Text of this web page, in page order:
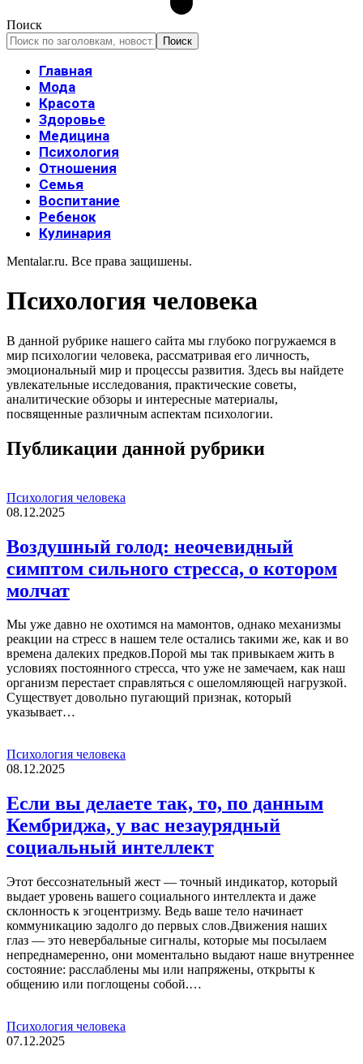
Поиск
Главная
Мода
Красота
Здоровье
Медицина
Психология
Отношения
Семья
Воспитание
Ребенок
Кулинария
Mentalar.ru. Все права защишены.
Психология человека
В данной рубрике нашего сайта мы глубоко погружаемся в
мир психологии человека, рассматривая его личность,
эмоциональный мир и процессы развития. Здесь вы найдете
увлекательные исследования, практические советы,
аналитические обзоры и интересные материалы,
посвященные различным аспектам психологии.
Публикации данной рубрики
Психология человека
08.12.2025
Воздушный голод: неочевидный
симптом сильного стресса, о котором
молчат
Мы уже давно не охотимся на мамонтов, однако механизмы
реакции на стресс в нашем теле остались такими же, как и во
времена далеких предков.Порой мы так привыкаем жить в
условиях постоянного стресса, что уже не замечаем, как наш
организм перестает справляться с ошеломляющей нагрузкой.
Существует довольно пугающий признак, который
указывает…
Психология человека
08.12.2025
Если вы делаете так, то, по данным
Кембриджа, у вас незаурядный
социальный интеллект
Этот бессознательный жест — точный индикатор, который
выдает уровень вашего социального интеллекта и даже
склонность к эгоцентризму. Ведь ваше тело начинает
коммуникацию задолго до первых слов.Движения наших
глаз — это невербальные сигналы, которые мы посылаем
непреднамеренно, они моментально выдают наше внутреннее
состояние: расслаблены мы или напряжены, открыты к
общению или поглощены собой.…
Психология человека
07.12.2025